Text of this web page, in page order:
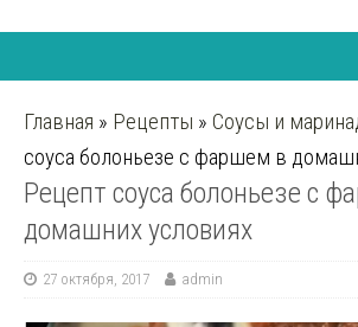
Главная » Рецепты » Соусы и
соуса болоньезе с фаршем в
Рецепт соуса болоньезе с
домашних условиях
27 октября, 2017 admin